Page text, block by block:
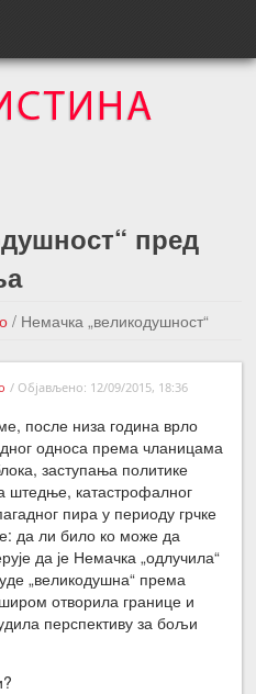
пред
/ Немачка „великодушност“
вест
Следећа вест →
/ Објављено: 12/09/2015, 18:36
после низа година врло
односа према чланицама
заступања политике
штедње, катастрофалног
пира у периоду грчке
да ли било ко може да
да је Немачка „одлучила“
„великодушна“ према
отворила границе и
перспективу за бољи